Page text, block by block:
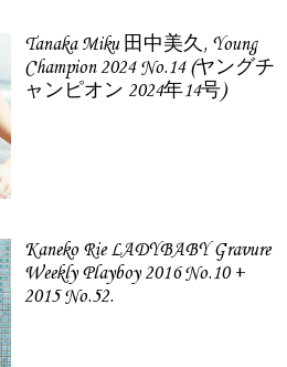
Tanaka Miku 田中美久, Young
Champion 2024 No.14 (ヤングチ
ャンピオン 2024年14号)
Kaneko Rie LADYBABY Gravure
Weekly Playboy 2016 No.10 +
2015 No.52.